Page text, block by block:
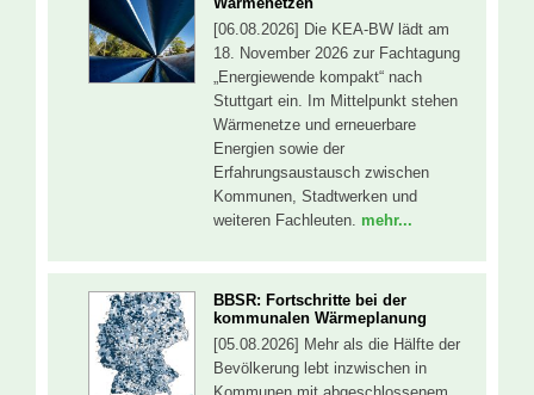
[06.08.2026] Die KEA-BW lädt am
18. November 2026 zur Fachtagung
„Energiewende kompakt“ nach
Stuttgart ein. Im Mittelpunkt stehen
Wärmenetze und erneuerbare
Energien sowie der
Erfahrungsaustausch zwischen
Kommunen, Stadtwerken und
weiteren Fachleuten. mehr...
BBSR: Fortschritte bei der
kommunalen Wärmeplanung
[05.08.2026] Mehr als die Hälfte der
Bevölkerung lebt inzwischen in